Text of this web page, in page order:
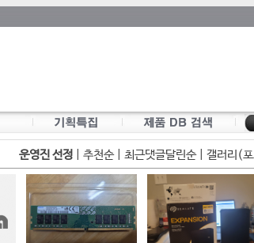
운영진 선정 추천순| 최근댓글달린순| 갤러리(